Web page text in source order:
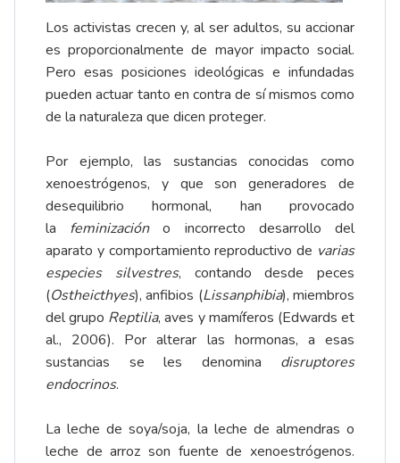
Los activistas crecen y, al ser adultos, su accionar
es proporcionalmente de mayor impacto social.
Pero esas posiciones ideológicas e infundadas
pueden actuar tanto en contra de sí mismos como
de la naturaleza que dicen proteger.
Por ejemplo, las sustancias conocidas como
xenoestrógenos, y que son generadores de
desequilibrio hormonal, han provocado
la feminizacióno incorrecto desarrollo del
aparato y comportamiento reproductivo de varias
especies silvestres, contando desde peces
(Ostheicthyes), anfibios (Lissanphibia), miembros
del grupo Reptilia, aves y mamíferos (Edwards et
al., 2006). Por alterar las hormonas, a esas
sustancias se les denomina disruptores
endocrinos.
La leche de soya/soja, la leche de almendras o
leche de arroz son fuente de xenoestrógenos.